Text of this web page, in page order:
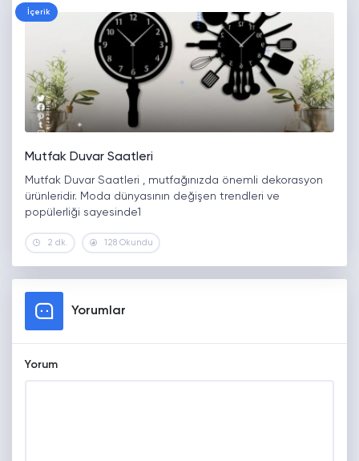
İçerik
Mutfak Duvar Saatleri
Mutfak Duvar Saatleri , mutfağınızda önemli dekorasyon
ürünleridir. Moda dünyasının değişen trendleri ve
popülerliği sayesinde1
2 dk. 128 Okundu
Yorumlar
Yorum